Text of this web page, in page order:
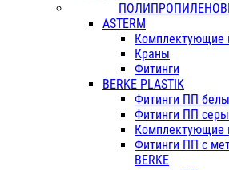
ASTERM
Комплектующие
Краны
Фитинги
BERKE PLASTIK
Фитинги ПП
Фитинги ПП
Комплектующие
Фитинги ПП с
BERKE